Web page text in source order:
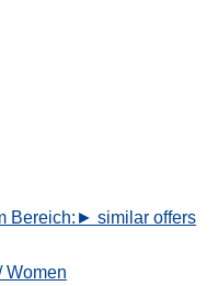
Bereich: ► similar offers
Women